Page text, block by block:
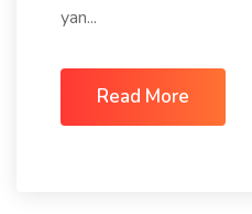
yan...
Read More